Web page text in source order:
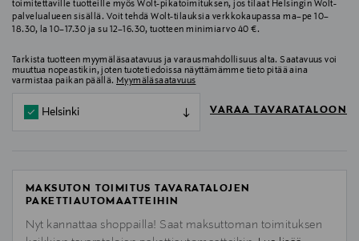
toimitettaville tuotteille myös Wolt-pikatoimituksen, jos tilaat Helsingin Wolt-
palvelualueen sisällä. Voit tehdä Wolt-tilauksia verkkokaupassa ma–pe 10–
18.30, la 10–17.30 ja su 12–16.30, tuotteen minimiarvo 40 €.
Tarkista tuotteen myymäläsaatavuus ja varausmahdollisuus alta. Saatavuus voi
muuttua nopeastikin, joten tuotetiedoissa näyttämämme tieto pitää aina
varmistaa paikan päällä. Myymäläsaatavuus
Helsinki VARAA TAVARATALOON
MAKSUTON TOIMITUS TAVARATALOJEN
PAKETTIAUTOMAATTEIHIN
Nyt kannattaa shoppailla! Saat maksuttoman toimituksen